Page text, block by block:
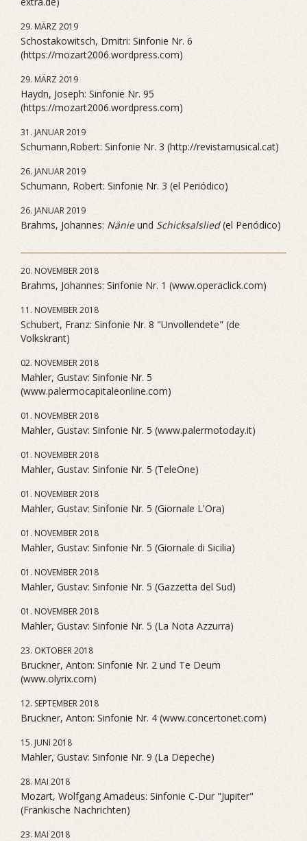
29. MÄRZ 2019
Schostakowitsch, Dmitri: Sinfonie Nr. 6
(https://mozart2006.wordpress.com)
29. MÄRZ 2019
Haydn, Joseph: Sinfonie Nr. 95
(https://mozart2006.wordpress.com)
31. JANUAR 2019
Schumann,Robert: Sinfonie Nr. 3 (http://revistamusical.cat)
26. JANUAR 2019
Schumann, Robert: Sinfonie Nr. 3 (el Periódico)
26. JANUAR 2019
Brahms, Johannes: Nänieund Schicksalslied(el Periódico)
20. NOVEMBER 2018
Brahms, Johannes: Sinfonie Nr. 1 (www.operaclick.com)
11. NOVEMBER 2018
Schubert, Franz: Sinfonie Nr. 8 "Unvollendete" (de
Volkskrant)
02. NOVEMBER 2018
Mahler, Gustav: Sinfonie Nr. 5
(www.palermocapitaleonline.com)
01. NOVEMBER 2018
Mahler, Gustav: Sinfonie Nr. 5 (www.palermotoday.it)
01. NOVEMBER 2018
Mahler, Gustav: Sinfonie Nr. 5 (TeleOne)
01. NOVEMBER 2018
Mahler, Gustav: Sinfonie Nr. 5 (Giornale L'Ora)
01. NOVEMBER 2018
Mahler, Gustav: Sinfonie Nr. 5 (Giornale di Sicilia)
01. NOVEMBER 2018
Mahler, Gustav: Sinfonie Nr. 5 (Gazzetta del Sud)
01. NOVEMBER 2018
Mahler, Gustav: Sinfonie Nr. 5 (La Nota Azzurra)
23. OKTOBER 2018
Bruckner, Anton: Sinfonie Nr. 2 und Te Deum
(www.olyrix.com)
12. SEPTEMBER 2018
Bruckner, Anton: Sinfonie Nr. 4 (www.concertonet.com)
15. JUNI 2018
Mahler, Gustav: Sinfonie Nr. 9 (La Depeche)
28. MAI 2018
Mozart, Wolfgang Amadeus: Sinfonie C-Dur "Jupiter"
(Fränkische Nachrichten)
23. MAI 2018